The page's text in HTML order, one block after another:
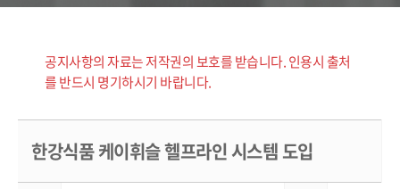
공지사항의 자료는 저작권의 보호를 받습니다. 인용시 출처
를 반드시 명기하시기 바랍니다.
한강식품 케이휘슬 헬프라인 시스템 도입